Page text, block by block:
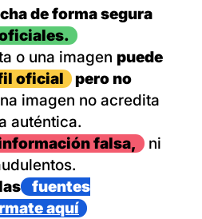
de forma segura
o una imagen puede
oficial
pero no
imagen no acredita
auténtica.
falsa,
ni
fuentes
aquí